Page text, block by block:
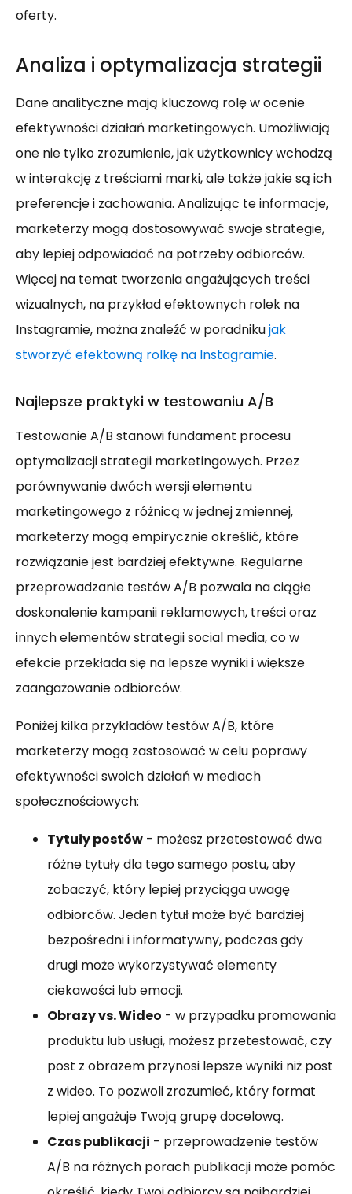
oferty.
Analiza i optymalizacja strategii
Dane analityczne mają kluczową rolę w ocenie
efektywności działań marketingowych. Umożliwiają
one nie tylko zrozumienie, jak użytkownicy wchodzą
w interakcję z treściami marki, ale także jakie są ich
preferencje i zachowania. Analizując te informacje,
marketerzy mogą dostosowywać swoje strategie,
aby lepiej odpowiadać na potrzeby odbiorców.
Więcej na temat tworzenia angażujących treści
wizualnych, na przykład efektownych rolek na
Instagramie, można znaleźć w poradnikujak
stworzyć efektowną rolkę na Instagramie.
Najlepsze praktyki w testowaniu A/B
Testowanie A/B stanowi fundament procesu
optymalizacji strategii marketingowych. Przez
porównywanie dwóch wersji elementu
marketingowego z różnicą w jednej zmiennej,
marketerzy mogą empirycznie określić, które
rozwiązanie jest bardziej efektywne. Regularne
przeprowadzanie testów A/B pozwala na ciągłe
doskonalenie kampanii reklamowych, treści oraz
innych elementów strategii social media, co w
efekcie przekłada się na lepsze wyniki i większe
zaangażowanie odbiorców.
Poniżej kilka przykładów testów A/B, które
marketerzy mogą zastosować w celu poprawy
efektywności swoich działań w mediach
społecznościowych:
Tytuły postów - możesz przetestować dwa
różne tytuły dla tego samego postu, aby
zobaczyć, który lepiej przyciąga uwagę
odbiorców. Jeden tytuł może być bardziej
bezpośredni i informatywny, podczas gdy
drugi może wykorzystywać elementy
ciekawości lub emocji.
Obrazy vs. Wideo - w przypadku promowania
produktu lub usługi, możesz przetestować, czy
post z obrazem przynosi lepsze wyniki niż post
z wideo. To pozwoli zrozumieć, który format
lepiej angażuje Twoją grupę docelową.
Czas publikacji - przeprowadzenie testów
A/B na różnych porach publikacji może pomóc